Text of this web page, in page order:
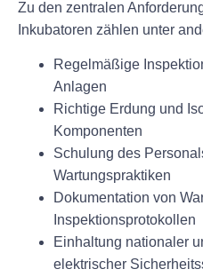
Zu den zentralen
Inkubatoren zählen unter
Regelmäßige
Anlagen
Richtige Erdung und
Komponenten
Schulung des
Wartungspraktiken
Dokumentation von
Inspektionsprotokollen
Einhaltung nationaler
elektrischer